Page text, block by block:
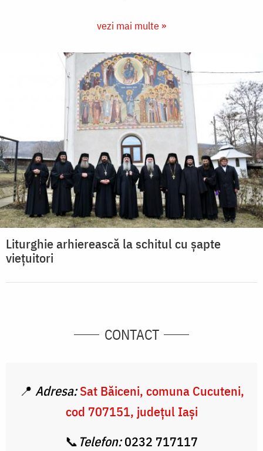
vezi mai multe »
Liturghie arhierească la schitul cu șapte
viețuitori
CONTACT
📍 Adresa: Sat Băiceni, comuna Cucuteni,
cod 707151, județul Iaşi
📞 Telefon:0232 717117